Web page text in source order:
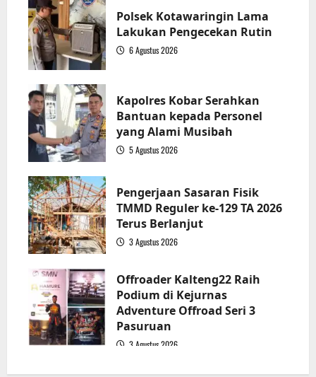
Polsek Kotawaringin Lama
Lakukan Pengecekan Rutin
6 Agustus 2026
Kapolres Kobar Serahkan
Bantuan kepada Personel
yang Alami Musibah
5 Agustus 2026
Pengerjaan Sasaran Fisik
TMMD Reguler ke-129 TA 2026
Terus Berlanjut
3 Agustus 2026
Offroader Kalteng22 Raih
Podium di Kejurnas
Adventure Offroad Seri 3
Pasuruan
3 Agustus 2026